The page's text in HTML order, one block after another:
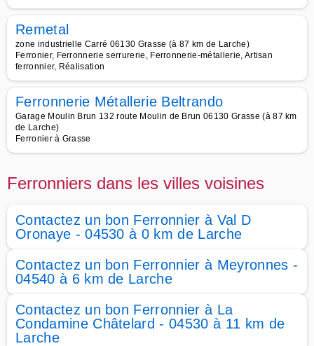
Remetal
zone industrielle Carré 06130 Grasse (à 87 km de Larche)
Ferronier, Ferronnerie serrurerie, Ferronnerie-métallerie, Artisan
ferronnier, Réalisation
Ferronnerie Métallerie Beltrando
Garage Moulin Brun 132 route Moulin de Brun 06130 Grasse (à 87 km
de Larche)
Ferronier à Grasse
Ferronniers dans les villes voisines
Contactez un bon Ferronnier à Val D
Oronaye - 04530 à 0 km de Larche
Contactez un bon Ferronnier à Meyronnes -
04540 à 6 km de Larche
Contactez un bon Ferronnier à La
Condamine Châtelard - 04530 à 11 km de
Larche